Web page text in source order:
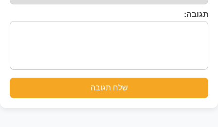
תגובה:
שלח תגובה